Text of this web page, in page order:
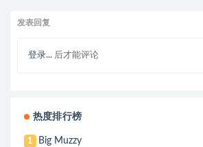
发表回复
登录... 后才能评论
热度排行榜
1
Big Muzzy